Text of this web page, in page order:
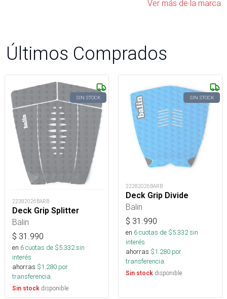
Ver más de la marca
Últimos Comprados
SIN STOCK
22382026BARB
Deck Grip Splitter
Balin
$ 31.990
en 6cuotas de $5.332sin
interés
ahorras $1.280 por
transferencia.
Sin stock disponible
SIN STOCK
22282026BARB
Deck Grip Divide
Balin
$ 31.990
en 6cuotas de $5.332sin
interés
ahorras $1.280 por
transferencia.
Sin stock disponible